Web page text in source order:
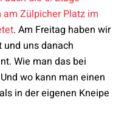
Zülpicher Platz im
. Am Freitag haben wir
uns danach
Wie man das bei
wo kann man einen
in der eigenen Kneipe